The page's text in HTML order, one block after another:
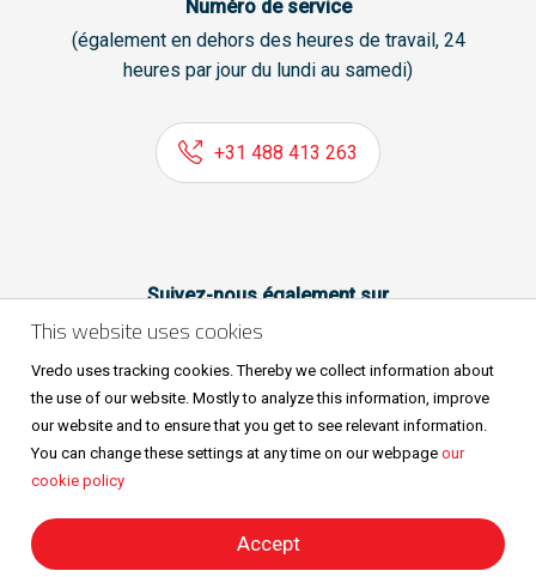
Numéro de service
(également en dehors des heures de travail, 24
heures par jour du lundi au samedi)
+31 488 413 263
Suivez-nous également sur
Tous droits réservés © Vredo 2026.
This website uses cookies
Vredo uses tracking cookies. Thereby we collect information about
the use of our website. Mostly to analyze this information, improve
our website and to ensure that you get to see relevant information.
You can change these settings at any time on our webpage our
cookie policy
Accept